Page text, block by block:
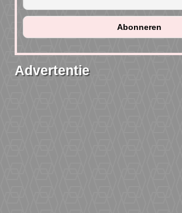
Advertentie